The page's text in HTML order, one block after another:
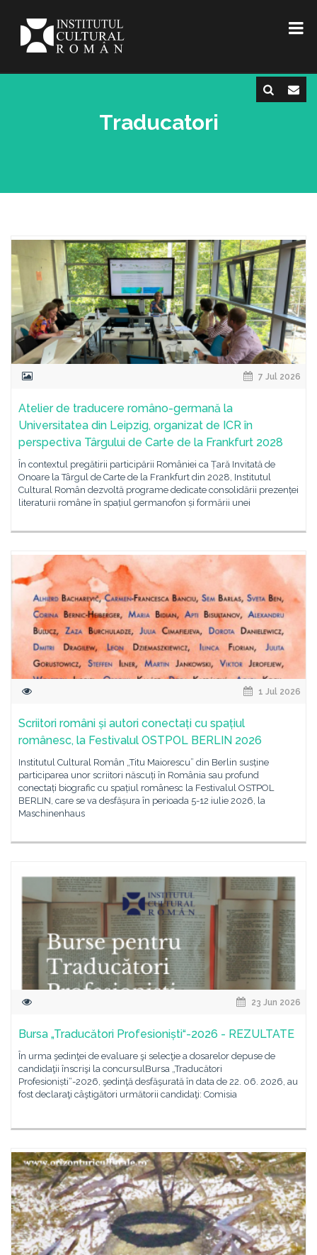
Traducatori
7 Jul 2026
Atelier de traducere româno-germană la
Universitatea din Leipzig, organizat de ICR în
perspectiva Târgului de Carte de la Frankfurt 2028
În contextul pregătirii participării României ca Țară Invitată de
Onoare la Târgul de Carte de la Frankfurt din 2028, Institutul
Cultural Român dezvoltă programe dedicate consolidării prezenței
literaturii române în spațiul germanofon și formării unei
1 Jul 2026
Scriitori români și autori conectați cu spațiul
românesc, la Festivalul OSTPOL BERLIN 2026
Institutul Cultural Român „Titu Maiorescu” din Berlin susține
participarea unor scriitori născuți în România sau profund
conectați biografic cu spațiul românesc la Festivalul OSTPOL
BERLIN, care se va desfășura în perioada 5-12 iulie 2026, la
Maschinenhaus
23 Jun 2026
Bursa „Traducători Profesioniști“-2026 - REZULTATE
În urma şedinţei de evaluare şi selecţie a dosarelor depuse de
candidaţii înscrişi la concursulBursa „Traducători
Profesioniști“-2026, şedinţă desfăşurată în data de 22. 06. 2026, au
fost declaraţi câştigători următorii candidaţi: Comisia